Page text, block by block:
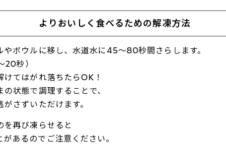
よりおいしく食べるための解凍方法
やボウルに移し、水道水に45～80秒間さらします。
20秒）
てはがれ落ちたらOK！
状態で調理することで、
さずいただけます。
再び凍らせると
あるのでご注意ください。